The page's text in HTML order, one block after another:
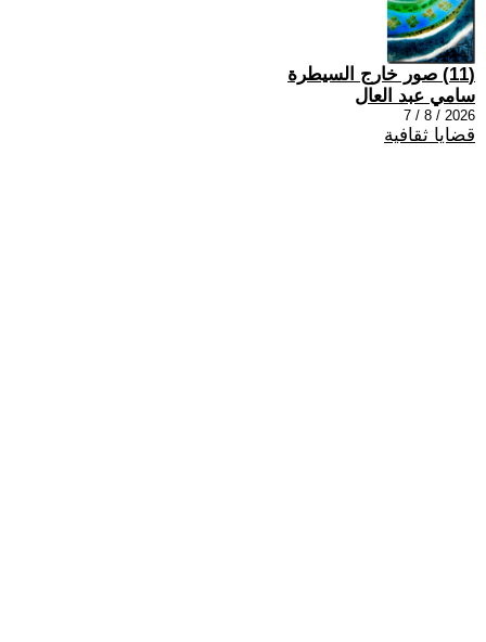
(11) صور خارج السيطرة
سامي عبد العال
2026 / 8 / 7
قضايا ثقافية